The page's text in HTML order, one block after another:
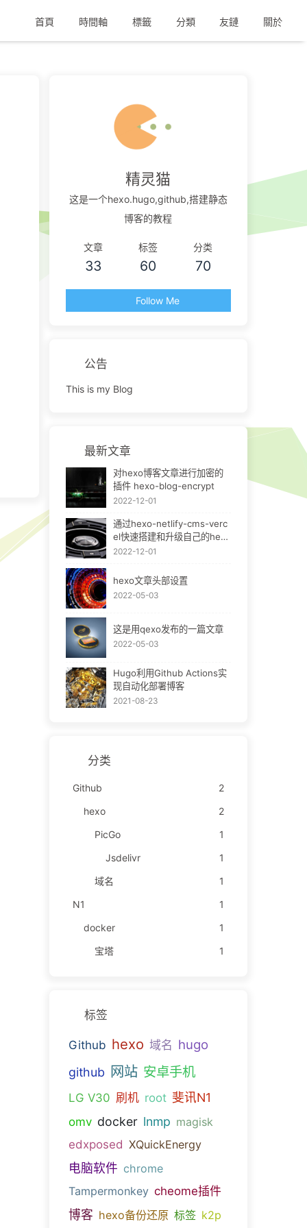
首頁 時間軸 標籤 分類 友鏈 關於
精灵猫
这是一个hexo.hugo,github,搭建静态
博客的教程
文章
33
标签
60
分类
70
Follow Me
公告
This is my Blog
最新文章
对hexo博客文章进行加密的
插件 hexo-blog-encrypt
2022-12-01
通过hexo-netlify-cms-verc
el快速搭建和升级自己的hexo
bok
2022-12-01
hexo文章头部设置
2022-05-03
这是用qexo发布的一篇文章
2022-05-03
Hugo利用Github Actions实
现自动化部署博客
2021-08-23
分类
Github
2
hexo
2
PicGo
1
Jsdelivr
1
域名
1
N1
1
docker
1
宝塔
1
标签
Github hexo 域名 hugo
github 网站 安卓手机
LG V30 刷机 root 斐讯N1
omv docker lnmp magisk
edxposed XQuickEnergy
电脑软件 chrome
Tampermonkey cheome插件
博客 hexo备份还原 标签 k2p